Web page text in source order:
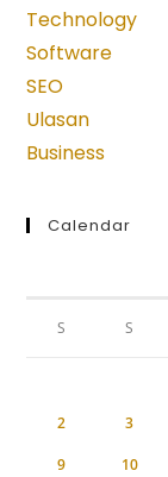
new
tab
new
tab
Technology
Software
SEO
Ulasan
Business
Calendar
S S
2 3
9 10